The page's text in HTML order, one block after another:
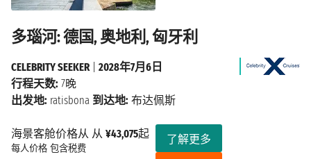
多瑙河: 德国, 奥地利, 匈牙利
海景客舱价格从 从 ¥43,075起
每人价格 包含税费
了解更多
CELEBRITY SEEKER
2028年7月6日
行程天数: 7晚
出发地: ratisbona 到达地: 布达佩斯